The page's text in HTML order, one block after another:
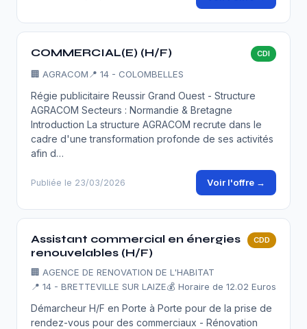
COMMERCIAL(E) (H/F) CDI
🏢 AGRACOM 📍 14 - COLOMBELLES
Régie publicitaire Reussir Grand Ouest - Structure
AGRACOM Secteurs : Normandie & Bretagne
Introduction La structure AGRACOM recrute dans le
cadre d'une transformation profonde de ses activités
afin d…
Publiée le 23/03/2026 Voir l'offre →
Assistant commercial en énergies
renouvelables (H/F)
CDD
🏢 AGENCE DE RENOVATION DE L'HABITAT
📍 14 - BRETTEVILLE SUR LAIZE💰 Horaire de 12.02 Euros
Démarcheur H/F en Porte à Porte pour de la prise de
rendez-vous pour des commerciaux - Rénovation